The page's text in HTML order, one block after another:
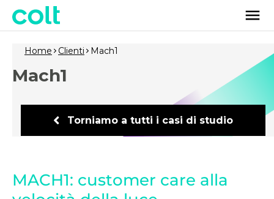
Home Clienti Mach1
Mach1
Torniamo a tutti i casi di studio
MACH1: customer care alla